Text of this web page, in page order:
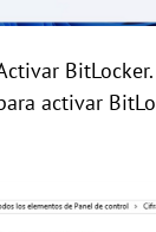
activar